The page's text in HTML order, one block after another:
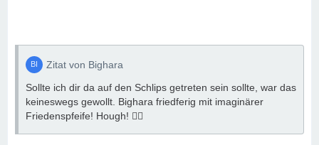
Zitat von Bighara
Sollte ich dir da auf den Schlips getreten sein sollte, war das
keineswegs gewollt. Bighara friedferig mit imaginärer
Friedenspfeife! Hough! ✌🏻